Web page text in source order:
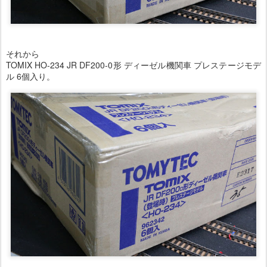
それから
TOMIX HO-234 JR DF200-0形 ディーゼル機関車 プレステージモデ
ル 6個入り。